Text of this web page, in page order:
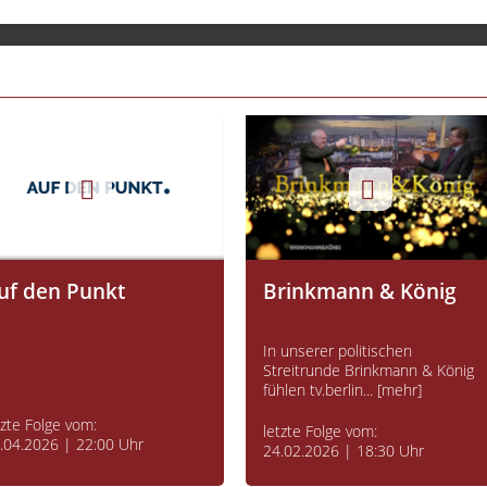
den Punkt
Folge vom:
| 22:00 Uhr
Brinkmann & König
In unserer politischen
Streitrunde Brinkmann & König
fühlen tv.berlin... [mehr]
letzte Folge vom:
24.02.2026 | 18:30 Uhr